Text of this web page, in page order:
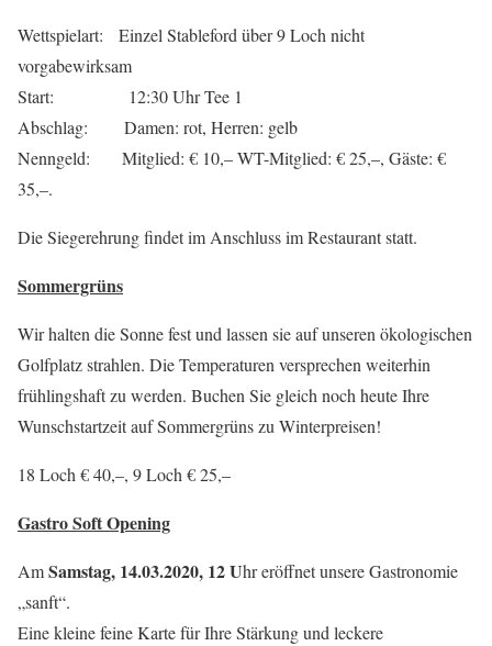
Wettspielart: Einzel Stableford über 9 Loch nicht
vorgabewirksam
Start: 12:30 Uhr Tee 1
Abschlag: Damen: rot, Herren: gelb
Nenngeld: Mitglied: € 10,– WT-Mitglied: € 25,–, Gäste: €
35,–.
Die Siegerehrung findet im Anschluss im Restaurant statt.
Sommergrüns
Wir halten die Sonne fest und lassen sie auf unseren ökologischen
Golfplatz strahlen. Die Temperaturen versprechen weiterhin
frühlingshaft zu werden. Buchen Sie gleich noch heute Ihre
Wunschstartzeit auf Sommergrüns zu Winterpreisen!
18 Loch € 40,–, 9 Loch € 25,–
Gastro Soft Opening
AmSamstag, 14.03.2020, 12 Uhr eröffnet unsere Gastronomie
„sanft“.
Eine kleine feine Karte für Ihre Stärkung und leckere